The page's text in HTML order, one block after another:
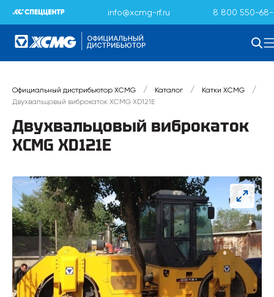
info@xcmg-rf.ru 8 800 550-68-
Официальный дистрибьютор XCMG / Каталог / Катки XCMG /
Двухвальцовый виброкаток XCMG XD121E
Двухвальцовый виброкаток
XCMG XD121E